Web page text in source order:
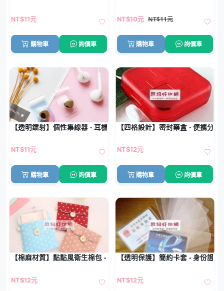
NT$11元
購物車 詢價車
NT$10元 NT$11元
購物車 詢價車
【透明鐳射】個性集線器 - 耳機充電線收納
NT$11元
購物車 詢價車
【四格設計】密封藥盒 - 便攜分裝
NT$12元
購物車 詢價車
【棉麻材質】點點風衛生棉包 - 便攜式收納袋
NT$12元
【透明保護】簡約卡套 - 身份證IC
NT$12元